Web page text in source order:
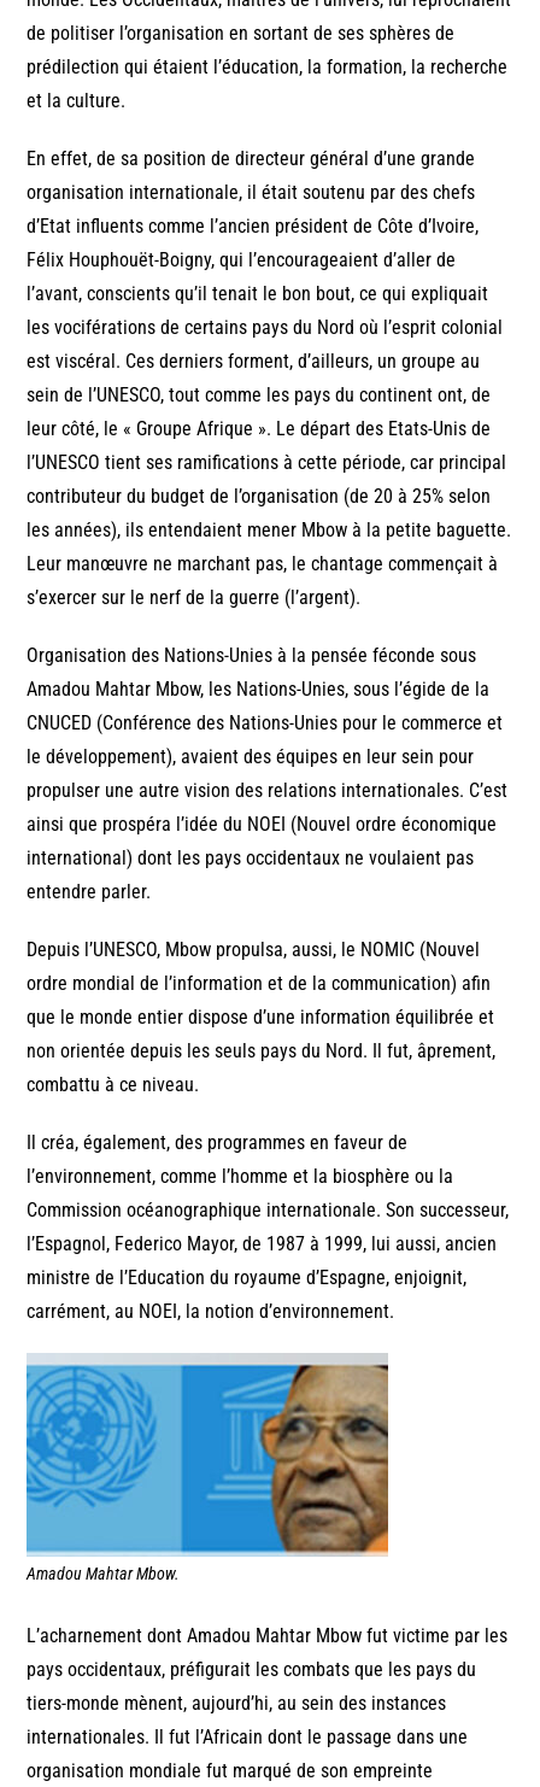
de politiser l’organisation en sortant de ses sphères de
prédilection qui étaient l’éducation, la formation, la recherche
et la culture.
En effet, de sa position de directeur général d’une grande
organisation internationale, il était soutenu par des chefs
d’Etat influents comme l’ancien président de Côte d’Ivoire,
Félix Houphouët-Boigny, qui l’encourageaient d’aller de
l’avant, conscients qu’il tenait le bon bout, ce qui expliquait
les vociférations de certains pays du Nord où l’esprit colonial
est viscéral. Ces derniers forment, d’ailleurs, un groupe au
sein de l’UNESCO, tout comme les pays du continent ont, de
leur côté, le « Groupe Afrique ». Le départ des Etats-Unis de
l’UNESCO tient ses ramifications à cette période, car principal
contributeur du budget de l’organisation (de 20 à 25% selon
les années), ils entendaient mener Mbow à la petite baguette.
Leur manœuvre ne marchant pas, le chantage commençait à
s’exercer sur le nerf de la guerre (l’argent).
Organisation des Nations-Unies à la pensée féconde sous
Amadou Mahtar Mbow, les Nations-Unies, sous l’égide de la
CNUCED (Conférence des Nations-Unies pour le commerce et
le développement), avaient des équipes en leur sein pour
propulser une autre vision des relations internationales. C’est
ainsi que prospéra l’idée du NOEI (Nouvel ordre économique
international) dont les pays occidentaux ne voulaient pas
entendre parler.
Depuis l’UNESCO, Mbow propulsa, aussi, le NOMIC (Nouvel
ordre mondial de l’information et de la communication) afin
que le monde entier dispose d’une information équilibrée et
non orientée depuis les seuls pays du Nord. Il fut, âprement,
combattu à ce niveau.
Il créa, également, des programmes en faveur de
l’environnement, comme l’homme et la biosphère ou la
Commission océanographique internationale. Son successeur,
l’Espagnol, Federico Mayor, de 1987 à 1999, lui aussi, ancien
ministre de l’Education du royaume d’Espagne, enjoignit,
carrément, au NOEI, la notion d’environnement.
Amadou Mahtar Mbow.
L’acharnement dont Amadou Mahtar Mbow fut victime par les
pays occidentaux, préfigurait les combats que les pays du
tiers-monde mènent, aujourd’hi, au sein des instances
internationales. Il fut l’Africain dont le passage dans une
organisation mondiale fut marqué de son empreinte